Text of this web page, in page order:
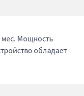
мес. Мощность
обладает